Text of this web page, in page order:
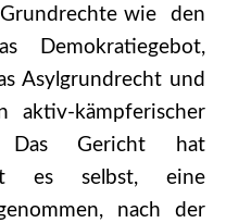
wie den
Demokratiegebot,
Asylgrundrecht und
aktiv-kämpferischer
Das Gericht hat
es selbst, eine
nach der